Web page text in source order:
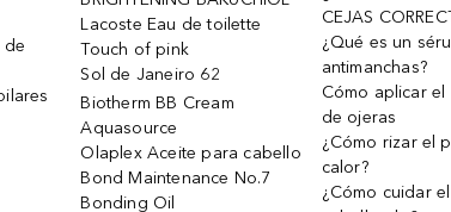
de
Lacoste Eau de toilette
Touch of pink
Sol de Janeiro 62
Biotherm BB Cream
Aquasource
Olaplex Aceite para cabello
Bond Maintenance No.7
Bonding Oil
CEJAS
¿Qué es un
antimanchas?
Cómo aplicar
de ojeras
¿Cómo rizar el
calor?
¿Cómo cuidar